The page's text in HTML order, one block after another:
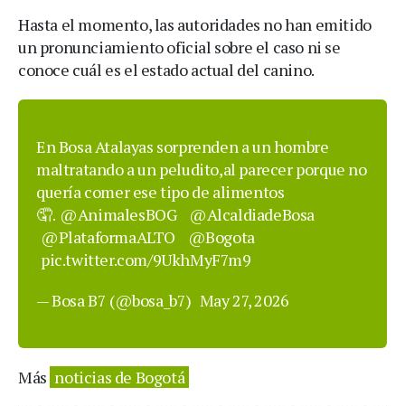
Hasta el momento, las autoridades no han emitido
un pronunciamiento oficial sobre el caso ni se
conoce cuál es el estado actual del canino.
En Bosa Atalayas sorprenden a un hombre
maltratando a un peludito,al parecer porque no
quería comer ese tipo de alimentos
🤦. @AnimalesBOG
@AlcaldiadeBosa
@PlataformaALTO
@Bogota
pic.twitter.com/9UkhMyF7m9
— Bosa B7 (@bosa_b7) May 27, 2026
Más noticias de Bogotá